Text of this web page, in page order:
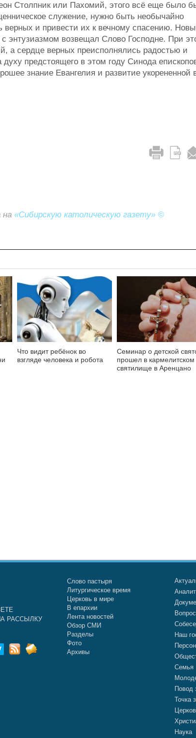
Столпник или Пахомий, этого всё еще было
служение, нужно быть необычайно
и привести их к вечному спасению.
энтузиазмом возвещал Слово Господне. При
а сердце верных преисполнялись радостью и
предстоящего в этом году Синода
знание Евангелия и развитие укорененной
на «Сибирскую католическую газету» ©
Что видит ребёнок во
взгляде человека и робота
Семинар о детской
прошел в кармелитском
святилище в Аренцано
РАССЫЛКУ
Слово пастыря
Литургическое время
Церковь в мире
В епархии
Лента новостей
Обзор СМИ
Разделы
Фото
Архивы
Наш
Семья
Повод
Точка
Наука